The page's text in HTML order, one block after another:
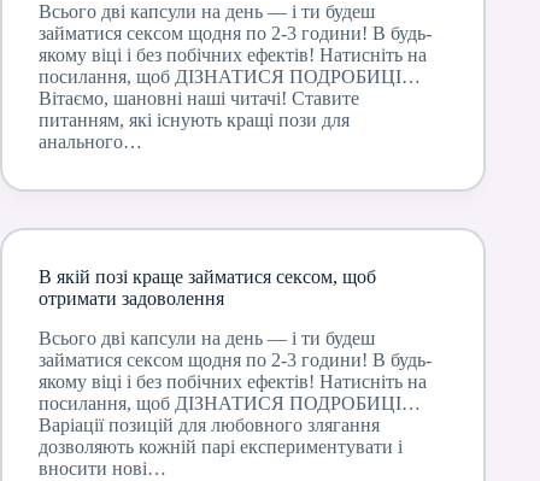
Всього дві капсули на день — і ти будеш
займатися сексом щодня по 2-3 години! В будь-
якому віці і без побічних ефектів! Натисніть на
посилання, щоб ДІЗНАТИСЯ ПОДРОБИЦІ…
Вітаємо, шановні наші читачі! Ставите
питанням, які існують кращі пози для
анального…
В якій позі краще займатися сексом, щоб
отримати задоволення
Всього дві капсули на день — і ти будеш
займатися сексом щодня по 2-3 години! В будь-
якому віці і без побічних ефектів! Натисніть на
посилання, щоб ДІЗНАТИСЯ ПОДРОБИЦІ…
Варіації позицій для любовного злягання
дозволяють кожній парі експериментувати і
вносити нові…